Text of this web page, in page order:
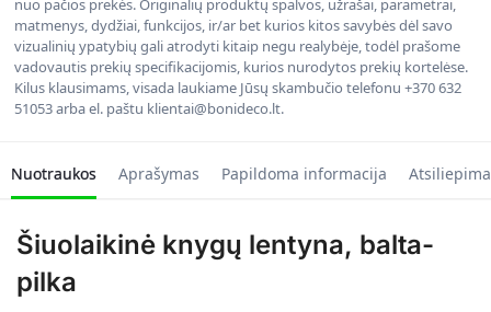
nuo pačios prekės. Originalių produktų spalvos, užrašai, parametrai,
matmenys, dydžiai, funkcijos, ir/ar bet kurios kitos savybės dėl savo
vizualinių ypatybių gali atrodyti kitaip negu realybėje, todėl prašome
vadovautis prekių specifikacijomis, kurios nurodytos prekių kortelėse.
Kilus klausimams, visada laukiame Jūsų skambučio telefonu +370 632
51053 arba el. paštu klientai@bonideco.lt.
Nuotraukos Aprašymas Papildoma informacija
Šiuolaikinė knygų lentyna, balta-
pilka